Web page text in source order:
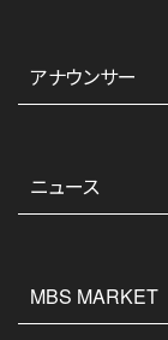
アナウンサー
ニュース
MBS MARKET